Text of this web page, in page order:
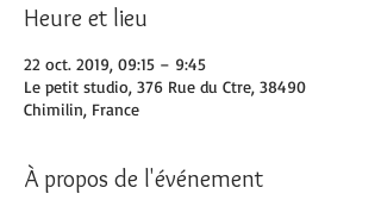
Heure et lieu
22 oct. 2019, 09:15 – 9:45
Le petit studio, 376 Rue du Ctre, 38490
Chimilin, France
À propos de l'événement